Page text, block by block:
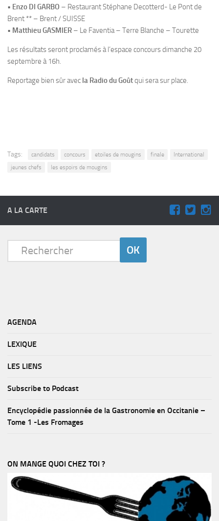
• Enzo DI GARBO – Restaurant Stéphane Decotterd- Le Pont de
Brent ** – Brent / SUISSE
• Matthieu GASMIER – Le Faventia – Terre Blanche – Tourette
Les résultats seront proclamés à l’espace concours dimanche 20
septembre à 16h.
Reportage bien sûr avec la Radio du Goûtqui sera sur place.
Tags: candidats concours etoiles de mougins finale
International
jeunes chefs
les espoirs de mougins
A LA CARTE
AGENDA
LEXIQUE
LES LIENS
Subscribe to Podcast
Encyclopédie passionnée de la Gastronomie en Occitanie –
Tome 1 -Les Fromages
ON MANGE QUOI CHEZ TOI ?